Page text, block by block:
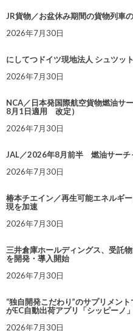
JR貨物／お盆休み期間の貨物列車
2026年7月30日
にしてつドイツ現地法人 シュツッ
2026年7月30日
NCA／日本発国際航空貨物燃油サ
8月1日適用 改定）
2026年7月30日
JAL／2026年8月前半 燃油サーチ
2026年7月30日
椿本チエイン／再生可能エネルギ
現を加速
2026年7月30日
三井倉庫ホールディングス、受託
を開発・導入開始
2026年7月30日
“独自開発こだわり”のサプリメン
がEC自動出荷アプリ「シッピーノ
2026年7月30日